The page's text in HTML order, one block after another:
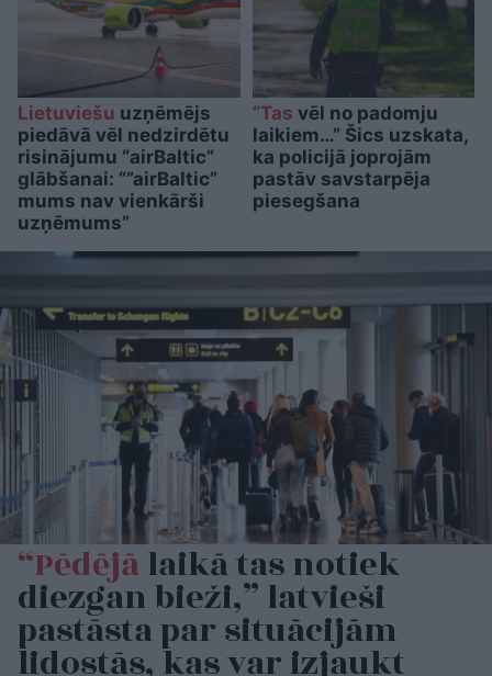
Lietuviešu uzņēmējs
piedāvā vēl nedzirdētu
risinājumu “airBaltic”
glābšanai: “”airBaltic”
mums nav vienkārši
uzņēmums”
“Tas vēl no padomju
laikiem…” Šics uzskata,
ka policijā joprojām
pastāv savstarpēja
piesegšana
“Pēdējālaikā tas notiek
diezgan bieži,” latvieši
pastāsta par situācijām
lidostās, kas var izjaukt